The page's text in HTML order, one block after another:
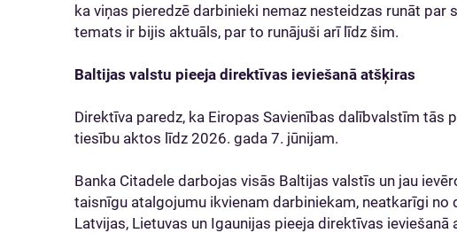
ka viņas pieredzē darbinieki nemaz nesteidzas runāt par
temats ir bijis aktuāls, par to runājuši arī līdz šim.
Baltijas valstu pieeja direktīvas ieviešanā atšķiras
Direktīva paredz, ka Eiropas Savienības dalībvalstīm tās
tiesību aktos līdz 2026. gada 7. jūnijam.
Banka Citadele darbojas visās Baltijas valstīs un jau
taisnīgu atalgojumu ikvienam darbiniekam, neatkarīgi no
Latvijas, Lietuvas un Igaunijas pieeja direktīvas ieviešanā